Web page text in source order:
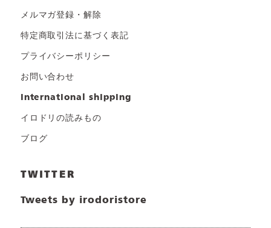
メルマガ登録・解除
特定商取引法に基づく表記
プライバシーポリシー
お問い合わせ
international shipping
イロドリの読みもの
ブログ
TWITTER
Tweets by irodoristore